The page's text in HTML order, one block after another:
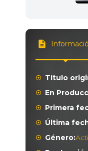
Título
En
Primera
Última
Género: